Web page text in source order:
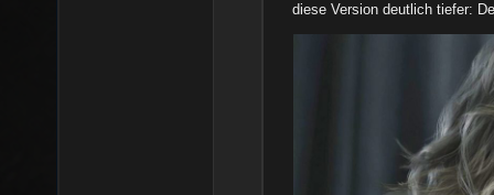
diese Version deutlich tiefer: